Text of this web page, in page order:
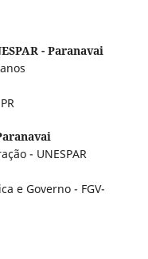
- Paranavai
- UNESPAR
e Governo - FGV-